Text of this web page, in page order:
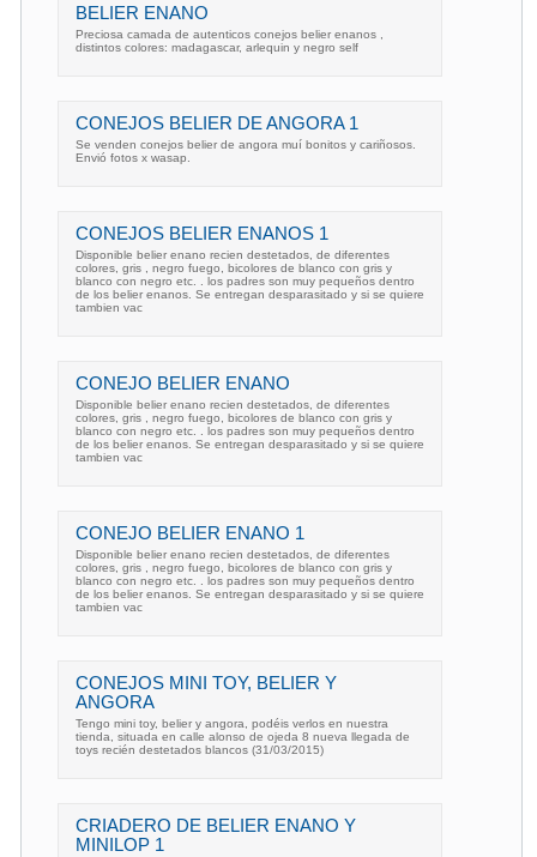
BELIER ENANO
Preciosa camada de autenticos conejos belier enanos ,
distintos colores: madagascar, arlequin y negro self
CONEJOS BELIER DE ANGORA 1
Se venden conejos belier de angora muí bonitos y cariñosos.
Envió fotos x wasap.
CONEJOS BELIER ENANOS 1
Disponible belier enano recien destetados, de diferentes
colores, gris , negro fuego, bicolores de blanco con gris y
blanco con negro etc. . los padres son muy pequeños dentro
de los belier enanos. Se entregan desparasitado y si se quiere
tambien vac
CONEJO BELIER ENANO
Disponible belier enano recien destetados, de diferentes
colores, gris , negro fuego, bicolores de blanco con gris y
blanco con negro etc. . los padres son muy pequeños dentro
de los belier enanos. Se entregan desparasitado y si se quiere
tambien vac
CONEJO BELIER ENANO 1
Disponible belier enano recien destetados, de diferentes
colores, gris , negro fuego, bicolores de blanco con gris y
blanco con negro etc. . los padres son muy pequeños dentro
de los belier enanos. Se entregan desparasitado y si se quiere
tambien vac
CONEJOS MINI TOY, BELIER Y
ANGORA
Tengo mini toy, belier y angora, podéis verlos en nuestra
tienda, situada en calle alonso de ojeda 8 nueva llegada de
toys recién destetados blancos (31/03/2015)
CRIADERO DE BELIER ENANO Y
MINILOP 1